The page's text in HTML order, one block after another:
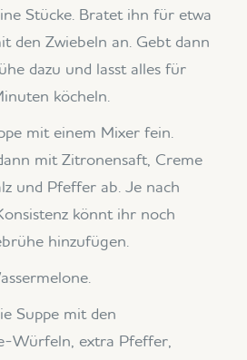
Stücke. Bratet ihn für etwa
den Zwiebeln an. Gebt dann
dazu und lasst alles für
köcheln.
mit einem Mixer fein.
mit Zitronensaft, Creme
und Pfeffer ab. Je nach
könnt ihr noch
hinzufügen.
Suppe mit den
Würfeln, extra Pfeffer,